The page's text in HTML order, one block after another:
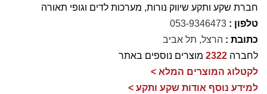
חברת שקע ותקע שיווק נורות, מערכות לדים וגופי תאורה
טלפון : 053-9346473
כתובת : הרצל, תל אביב
לחברה 2322 מוצרים נוספים באתר
לקטלוג המוצרים המלא >
למידע נוסף אודות שקע ותקע >